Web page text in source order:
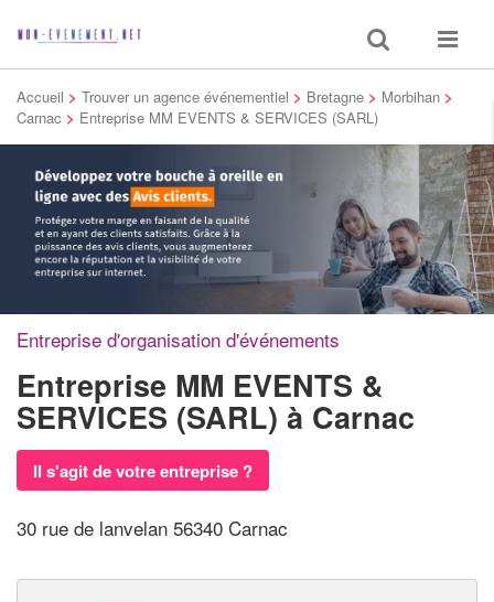
Toggle
search
Toggle
Accueil > Trouver un agence événementiel > Bretagne > Morbihan >
Carnac > Entreprise MM EVENTS & SERVICES (SARL)
Entreprise d'organisation d'événements
Entreprise MM EVENTS &
SERVICES (SARL) à Carnac
Il s'agit de votre entreprise ?
30 rue de lanvelan 56340 Carnac